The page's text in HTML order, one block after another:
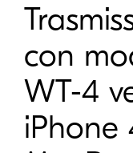
con
WT-4
iPhone